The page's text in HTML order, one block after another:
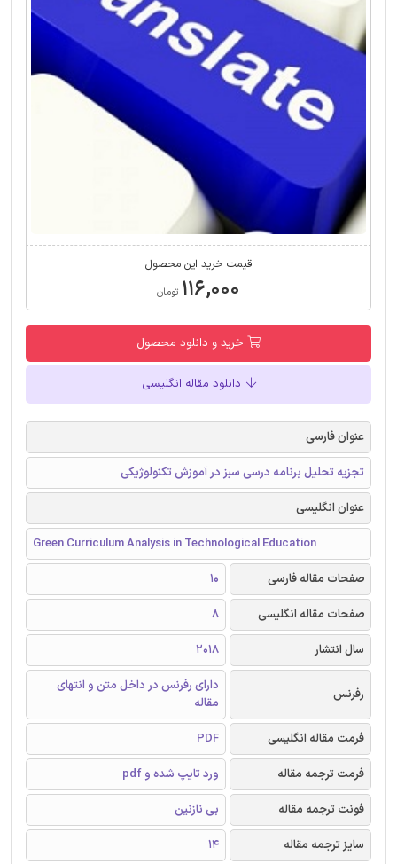
قیمت خرید این محصول
۱۱۶,۰۰۰ تومان
خرید و دانلود محصول
دانلود مقاله انگلیسی
عنوان فارسی
تجزیه تحلیل برنامه درسی سبز در آموزش تکنولوژیکی
عنوان انگلیسی
Green Curriculum Analysis in Technological Education
صفحات مقاله فارسی
10
صفحات مقاله انگلیسی
8
سال انتشار
2018
رفرنس
دارای رفرنس در داخل متن و انتهای
مقاله
فرمت مقاله انگلیسی
PDF
فرمت ترجمه مقاله
ورد تایپ شده و pdf
فونت ترجمه مقاله
بی نازنین
سایز ترجمه مقاله
14